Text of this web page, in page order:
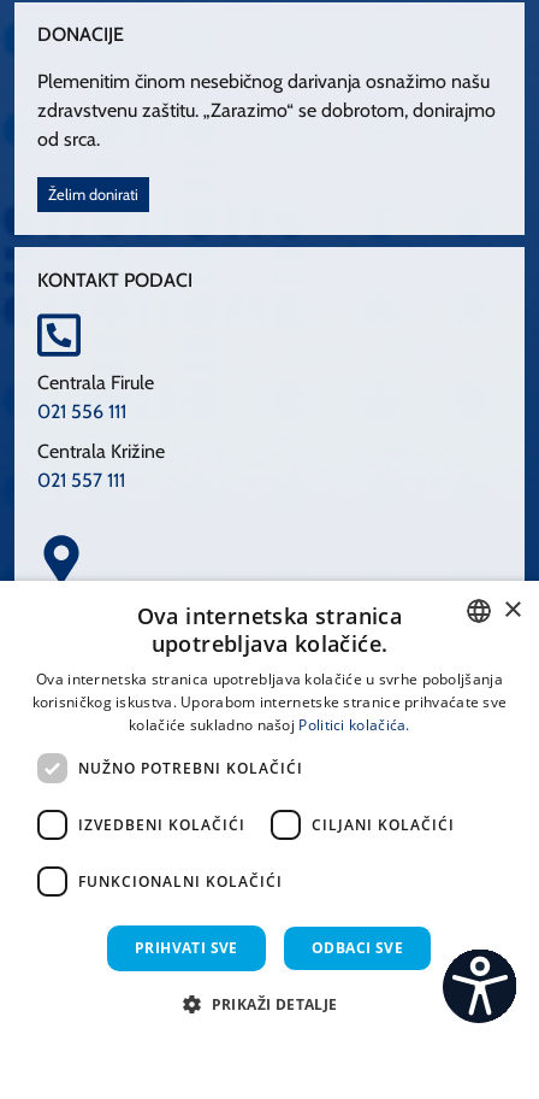
DONACIJE
Plemenitim činom nesebičnog darivanja osnažimo našu
zdravstvenu zaštitu. „Zarazimo“ se dobrotom, donirajmo
od srca.
Želim donirati
KONTAKT PODACI
Centrala Firule
021 556 111
Centrala Križine
021 557 111
Spinčićeva 1, 21000 Split
LINKOVI
Uvjeti korištenja
CROATIAN
×
Ova internetska stranica
upotrebljava kolačiće.
Ova internetska stranica upotrebljava kolačiće u svrhe poboljšanja
korisničkog iskustva. Uporabom internetske stranice prihvaćate sve
kolačiće sukladno našoj Politici kolačića.
NUŽNO POTREBNI KOLAČIĆI
IZVEDBENI KOLAČIĆI CILJANI KOLAČIĆI
FUNKCIONALNI KOLAČIĆI
PRIHVATI SVE ODBACI SVE
PRIKAŽI DETALJE